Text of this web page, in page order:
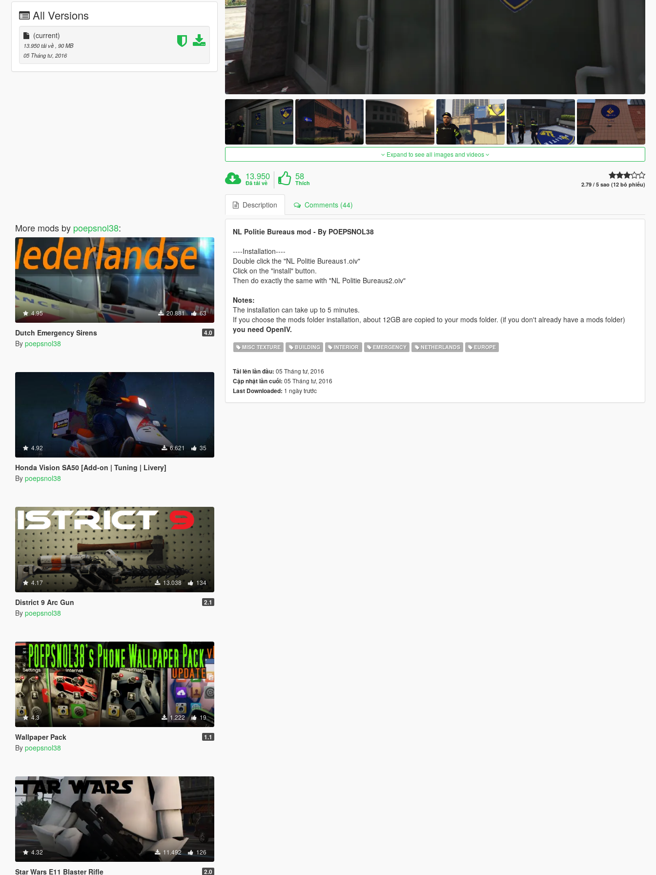
All Versions
(current)
13.950 tải về , 90 MB
05 Tháng tư, 2016
More mods by poepsnol38:
4.95 20.881 63
Dutch Emergency Sirens 4.0
By poepsnol38
4.92 6.621 35
Honda Vision SA50 [Add-on | Tuning | Livery]
By poepsnol38
4.17 13.038 134
District 9 Arc Gun 2.1
By poepsnol38
4.3 1.222 19
Wallpaper Pack 1.1
By poepsnol38
4.32 11.492 126
Star Wars E11 Blaster Rifle 2.0
Expand to see all images and videos
13.950
Đã tải về
58
Thích 2.79 / 5 sao (12 bỏ phiếu)
Description Comments (44)
NL Politie Bureaus mod - By POEPSNOL38
----Installation----
Double click the "NL Politie Bureaus1.oiv"
Click on the "install" button.
Then do exactly the same with "NL Politie Bureaus2.oiv"
Notes:
The installation can take up to 5 minutes.
If you choose the mods folder installation, about 12GB are copied to your mods folder. (if you don't already have a mods folder)
you need OpenIV.
MISC TEXTURE BUILDING INTERIOR EMERGENCY NETHERLANDS EUROPE
Tải lên lần đầu: 05 Tháng tư, 2016
Cập nhật lần cuối: 05 Tháng tư, 2016
Last Downloaded: 1 ngày trước